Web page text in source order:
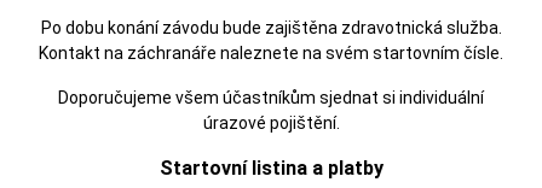
Po dobu konání závodu bude zajištěna zdravotnická služba.
Kontakt na záchranáře naleznete na svém startovním čísle.
Doporučujeme všem účastníkům sjednat si individuální
úrazové pojištění.
Startovní listina a platby